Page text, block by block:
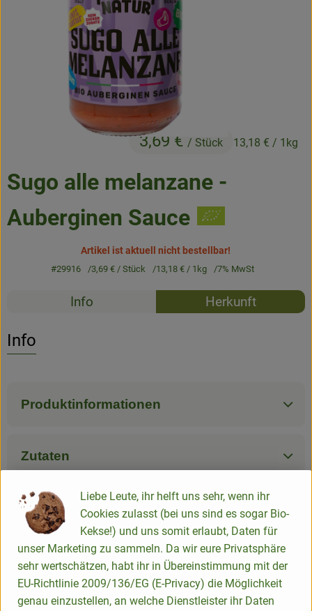
Angebote & Neues
Naturwaren
Vorratskammer
Service
Sugo alle melanzane -
Auberginen Sauce
3,69 € / Stück 13,18 € / 1kg
Artikel ist aktuell nicht bestellbar!
#29916 3,69 € / Stück 13,18 € / 1kg 7% MwSt
Rezepte
Info Herkunft
Info
Produktinformationen
Zutaten
Nährwert-Info
Produktdatenblatt
Liebe Leute, ihr helft uns sehr, wenn ihr
Cookies zulasst (bei uns sind es sogar Bio-
Kekse!) und uns somit erlaubt, Daten für
unser Marketing zu sammeln. Da wir eure Privatsphäre
sehr wertschätzen, habt ihr in Übereinstimmung mit der
EU-Richtlinie 2009/136/EG (E-Privacy) die Möglichkeit
genau einzustellen, an welche Dienstleister ihr Daten